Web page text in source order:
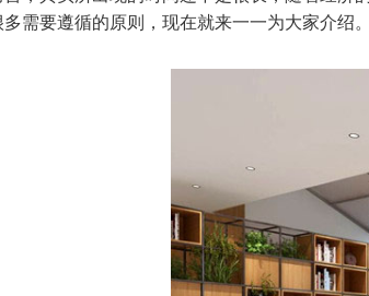
需要遵循的原则，现在就来一一为大家介绍。